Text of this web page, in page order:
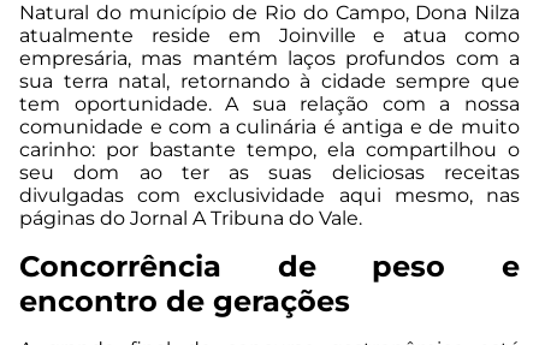
Natural do município de Rio do Campo, Dona Nilza
atualmente reside em Joinville e atua como
empresária, mas mantém laços profundos com a
sua terra natal, retornando à cidade sempre que
tem oportunidade. A sua relação com a nossa
comunidade e com a culinária é antiga e de muito
carinho: por bastante tempo, ela compartilhou o
seu dom ao ter as suas deliciosas receitas
divulgadas com exclusividade aqui mesmo, nas
páginas do Jornal A Tribuna do Vale.
Concorrência de peso e
encontro de gerações